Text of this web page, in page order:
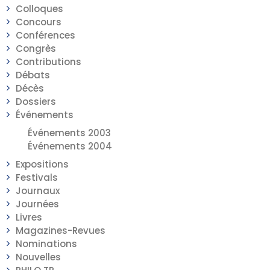
Colloques
Concours
Conférences
Congrès
Contributions
Débats
Décès
Dossiers
Événements
Événements 2003
Événements 2004
Expositions
Festivals
Journaux
Journées
Livres
Magazines-Revues
Nominations
Nouvelles